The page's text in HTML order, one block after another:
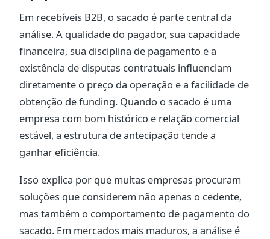
Em recebíveis B2B, o sacado é parte central da
análise. A qualidade do pagador, sua capacidade
financeira, sua disciplina de pagamento e a
existência de disputas contratuais influenciam
diretamente o preço da operação e a facilidade de
obtenção de funding. Quando o sacado é uma
empresa com bom histórico e relação comercial
estável, a estrutura de antecipação tende a
ganhar eficiência.
Isso explica por que muitas empresas procuram
soluções que considerem não apenas o cedente,
mas também o comportamento de pagamento do
sacado. Em mercados mais maduros, a análise é